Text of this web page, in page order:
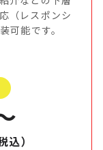
（レスポンシ
可能です。